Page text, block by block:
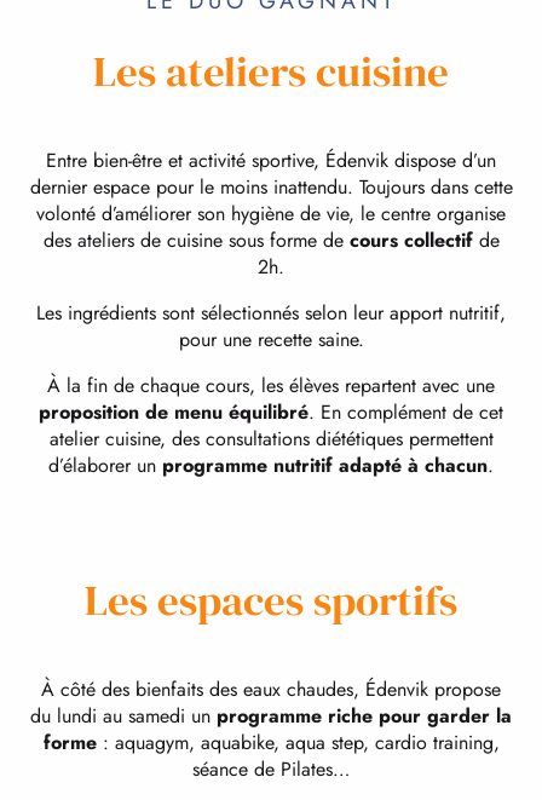
Les espaces sportifs
À côté des bienfaits des eaux chaudes, Édenvik propose
du lundi au samedi un programme riche pour garder la
forme: aquagym, aquabike, aqua step, cardio training,
séance de Pilates…
Les ateliers cuisine
Entre bien-être et activité sportive, Édenvik dispose d’un
dernier espace pour le moins inattendu. Toujours dans cette
volonté d’améliorer son hygiène de vie, le centre organise
des ateliers de cuisine sous forme de cours collectifde
2h.
Les ingrédients sont sélectionnés selon leur apport nutritif,
pour une recette saine.
À la fin de chaque cours, les élèves repartent avec une
proposition de menu équilibré. En complément de cet
atelier cuisine, des consultations diététiques permettent
d’élaborer un programme nutritif adapté à chacun.